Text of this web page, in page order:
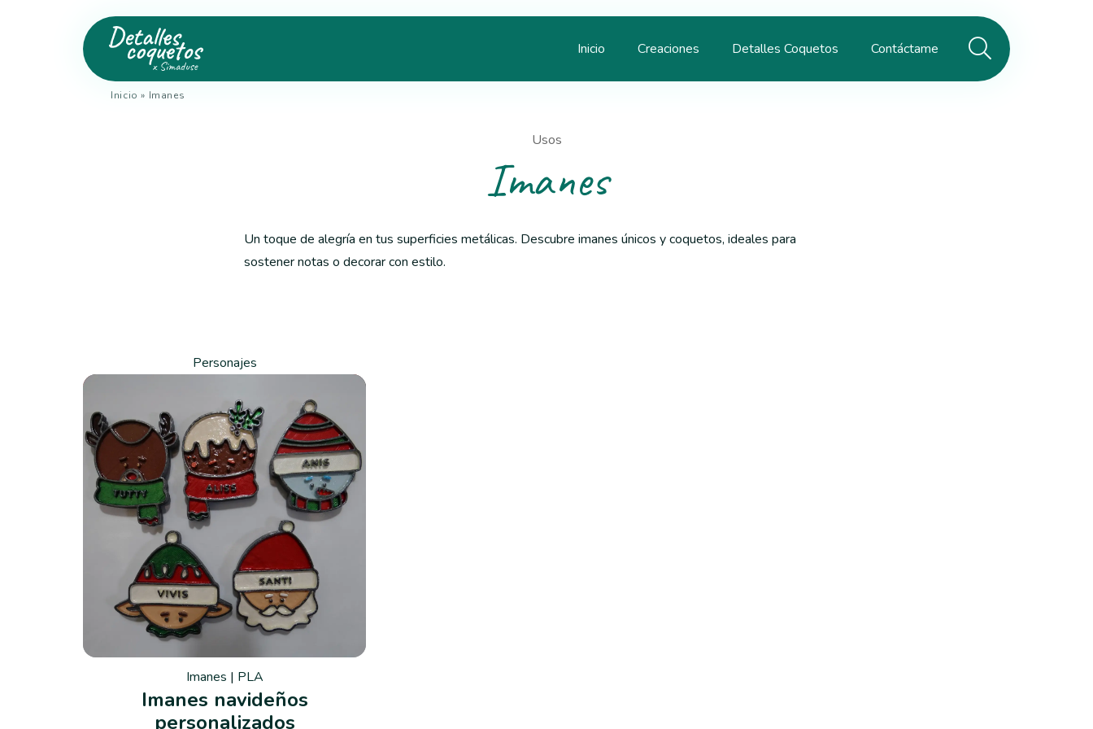
Inicio Creaciones Detalles Coquetos Contáctame
Inicio » Imanes
Usos
Imanes
Un toque de alegría en tus superficies metálicas. Descubre imanes únicos y coquetos, ideales para
sostener notas o decorar con estilo.
Personajes
Imanes | PLA
Imanes navideños
personalizados